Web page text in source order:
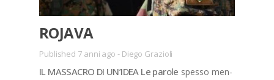
RO­JA­VA
Published 7 anni ago - Diego Grazioli
IL MAS­SA­CRO DI UN’I­DEA Le pa­ro­le spes­so men­